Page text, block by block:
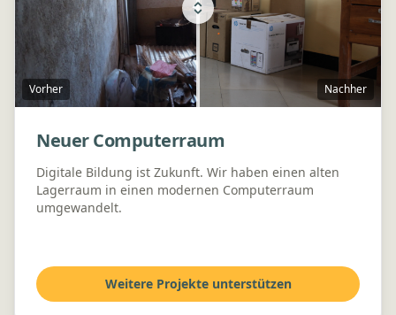
Vorher Nachher
Neuer Computerraum
Digitale Bildung ist Zukunft. Wir haben einen alten
Lagerraum in einen modernen Computerraum
umgewandelt.
Weitere Projekte unterstützen